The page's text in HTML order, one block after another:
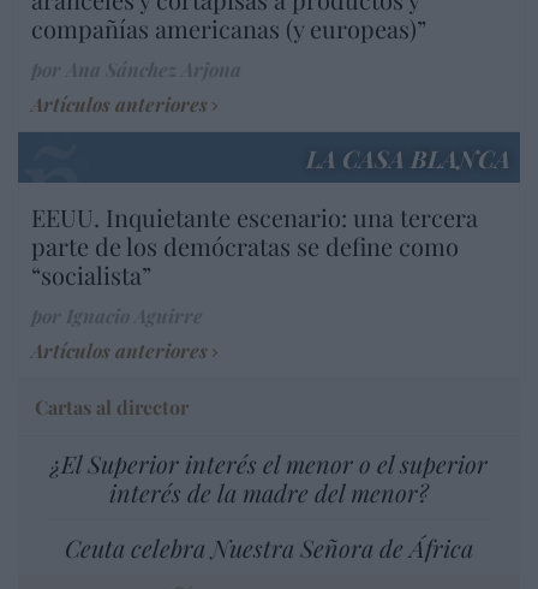
compañías americanas (y europeas)”
Artículos anteriores
LA CASA BLANCA
EEUU. Inquietante escenario: una tercera
parte de los demócratas se define como
“socialista”
Artículos anteriores
Cartas al director
¿El Superior interés el menor o el superior
interés de la madre del menor?
Ceuta celebra Nuestra Señora de África